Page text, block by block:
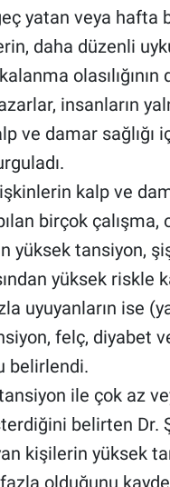
yatan veya hafta
daha düzenli
insanların
ve damar sağlığı
kalp ve
birçok
yüksek tansiyon,
yüksek riskle
uyuyanların ise
felç, diyabet
belirlendi.
ile çok az
belirten Dr.
kişilerin yüksek
olduğunu